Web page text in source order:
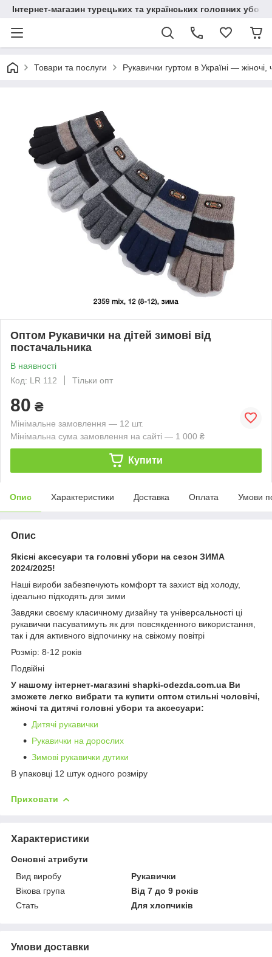
Інтернет-магазин турецьких та українських головних
Товари та послуги Рукавички гуртом в Україні — жіночі,
Оптом Рукавички на дітей зимові від
постачальника
В наявності
Код: LR 112
Тільки опт
80 ₴
Мінімальне замовлення — 12 шт.
Мінімальна сума замовлення на сайті — 1 000 ₴
Купити
Опис Характеристики Доставка Оплата Умови
Опис
Якісні аксесуари та головні убори на сезон ЗИМА
2024/2025!
Наші вироби забезпечують комфорт та захист від холоду,
ідеально підходять для зими
Завдяки своєму класичному дизайну та універсальності ці
рукавички пасуватимуть як для повсякденного використання,
так і для активного відпочинку на свіжому повітрі
Розмір: 8-12 років
Подвійні
У нашому інтернет-магазині shapki-odezda.com.ua Ви
зможете легко вибрати та купити оптом стильні чоловічі,
жіночі та дитячі головні убори та аксесуари:
Дитячі рукавички
Рукавички на дорослих
Зимові рукавички дутики
В упаковці 12 штук одного розміру
Приховати
Характеристики
Основні атрибути
Вид виробу
Рукавички
Вікова група
Від 7 до 9 років
Стать
Для хлопчиків
Умови доставки